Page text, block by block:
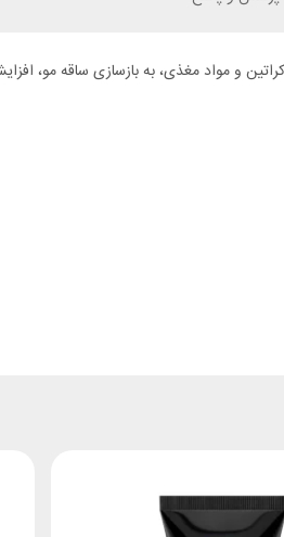
و مواد مغذی، به بازسازی ساقه مو،